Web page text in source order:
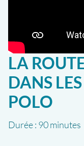
LA
DANS
POLO
Durée : 90 minutes